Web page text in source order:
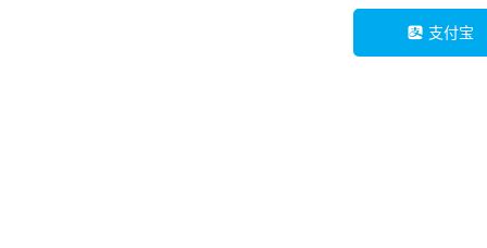
支付宝